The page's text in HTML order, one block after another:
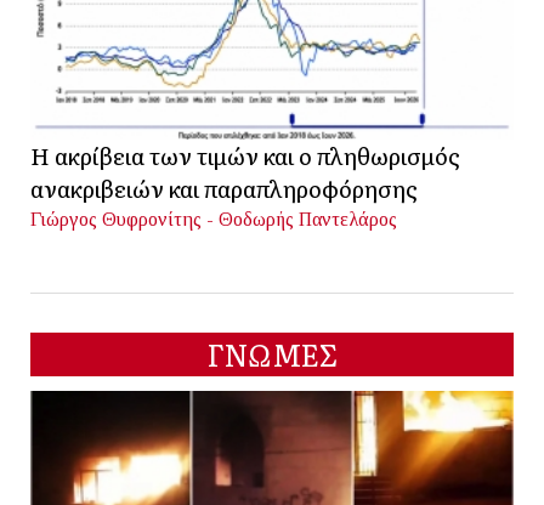
Η ακρίβεια των τιμών και ο πληθωρισμός
ανακριβειών και παραπληροφόρησης
Γιώργος Θυφρονίτης - Θοδωρής Παντελάρος
ΓΝΩΜΕΣ